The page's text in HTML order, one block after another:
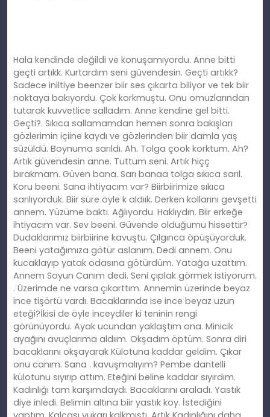
Hala kendinde değildi ve konuşamıyordu. Anne bitti
geçti artıkk. Kurtardım seni güvendesin. Geçti artıkk?
Sadece iniltiye beenzer biir ses çıkarta biliyor ve tek biir
noktaya bakıyordu. Çok korkmuştu. Onu omuzlarından
tutarak kuvvetlice salladım. Anne kendine gel bitti.
Geçti?. Sıkıca sallamamdan hemen sonra bakışları
gözlerimin içiine kaydı ve gözlerinden biir damla yaş
süzüldü. Boynuma sarıldı. Ah. Tolga çook korktum. Ah?
Artık güvendesin anne. Tuttum seni. Artık hiçç
bırakmam. Güven bana. Sarı banaa tolga sıkıca sarıl.
Koru beeni. Sana ihtiyacım var? Biirbiirimize sıkıca
sarılıyorduk. Biir süre öyle k aldıık. Derken kollarını gevşetti
annem. Yüzüme baktı. Ağlıyordu. Haklıydın. Biir erkeğe
ihtiyacım var. Sev beeni. Güvende olduğumu hissettir?
Dudaklarımız biirbiirine kavuştu. Çılgınca öpüşüyorduk.
Beeni yatağımıza götür aslanım. Dedi annem. Onu
kucaklayıp yatak odasına götürdüm. Yatağa uzattım.
Annem Soyun Canım dedi. Seni çıplak görmek istiyorum.
. Üzerimde ne varsa çıkarttım. Annemin üzerinde beyaz
ince tişörtü vardı. Bacaklarında ise ince beyaz uzun
eteği?İkisi de öyle inceydiler ki teninin rengi
görünüyordu. Ayak ucundan yaklaştım ona. Minicik
ayağını avuçlarıma aldıım. Okşadım öptüm. Sonra diri
bacaklarını okşayarak Külotuna kaddar geldim. Çıkar
onu canım. Sana . kavuşmalıyım? Pembe dantelli
külotunu sıyırıp attım. Eteğini beline kaddar sıyırdım.
Kadınlığı tam karşımdaydı. Bacaklarını araladı. Yastık
diye inledi. Belimin altına biir yastık koy. İstediğini